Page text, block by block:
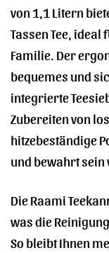
von 1,1 Litern
Tassen Tee, ideal
Familie. Der
bequemes und
integrierte
Zubereiten von
hitzebeständige
und bewahrt sein
Die Raami
was die
So bleibt Ihnen